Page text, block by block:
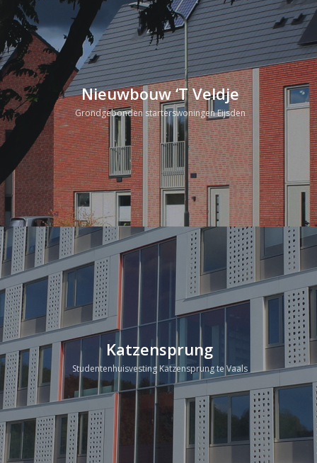
Nieuwbouw ‘T Veldje
Grondgebonden starterswoningen Eijsden
Katzensprung
Studentenhuisvesting Katzensprung te Vaals